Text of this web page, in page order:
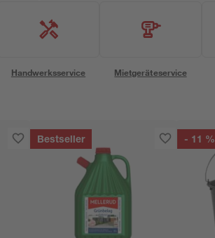
Handwerksservice Mietgeräteservice
Bestseller - 11 %